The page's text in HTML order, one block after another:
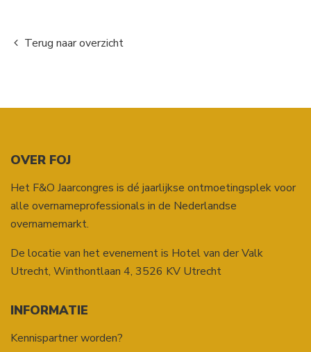
Terug naar overzicht
OVER FOJ
Het F&O Jaarcongres is dé jaarlijkse ontmoetingsplek voor
alle overnameprofessionals in de Nederlandse
overnamemarkt.
De locatie van het evenement is Hotel van der Valk
Utrecht, Winthontlaan 4, 3526 KV Utrecht
INFORMATIE
Kennispartner worden?